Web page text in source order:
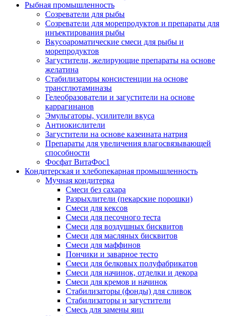
Рыбная промышленность
Созреватели для рыбы
Созреватели для морепродуктов и препараты для
инъектирования рыбы
Вкусоароматические смеси для рыбы и
морепродуктов
Загустители, желирующие препараты на основе
желатина
Стабилизаторы консистенции на основе
трансглютаминазы
Гелеобразователи и загустители на основе
каррагинанов
Эмульгаторы, усилители вкуса
Антиокислители
Загустители на основе казеината натрия
Препараты для увеличения влагосвязывающей
способности
Фосфат ВитаФос1
Кондитерская и хлебопекарная промышленность
Мучная кондитерка
Смеси без сахара
Разрыхлители (пекарские порошки)
Смеси для кексов
Смеси для песочного теста
Смеси для воздушных бисквитов
Смеси для масляных бисквитов
Смеси для маффинов
Пончики и заварное тесто
Cмеси для белковых полуфабрикатов
Смеси для начинок, отделки и декора
Смеси для кремов и начинок
Стабилизаторы (фонды) для сливок
Стабилизаторы и загустители
Смесь для замены яиц